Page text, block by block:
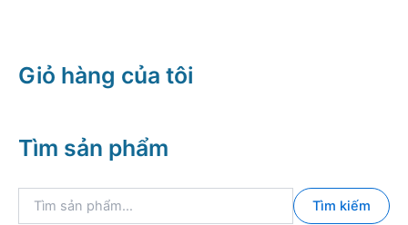
Giỏ hàng của tôi
Tìm sản phẩm
Tìm kiếm